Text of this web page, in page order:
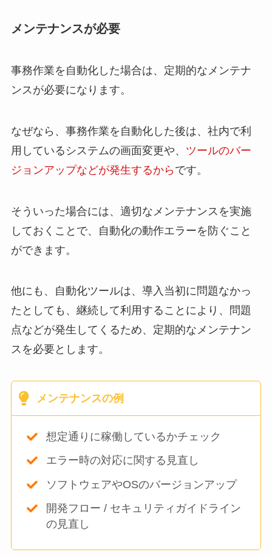
メンテナンスが必要
事務作業を自動化した場合は、定期的なメンテナ
ンスが必要になります。
なぜなら、事務作業を自動化した後は、社内で利
用しているシステムの画面変更や、 ツールのバー
ジョンアップなどが発生するから です。
そういった場合には、適切なメンテナンスを実施
しておくことで、自動化の動作エラーを防ぐこと
ができます。
他にも、自動化ツールは、導入当初に問題なかっ
たとしても、継続して利用することにより、問題
点などが発生してくるため、定期的なメンテナン
スを必要とします。
メンテナンスの例
想定通りに稼働しているかチェック
エラー時の対応に関する見直し
ソフトウェアやOSのバージョンアップ
開発フロー / セキュリティガイドライン
の見直し